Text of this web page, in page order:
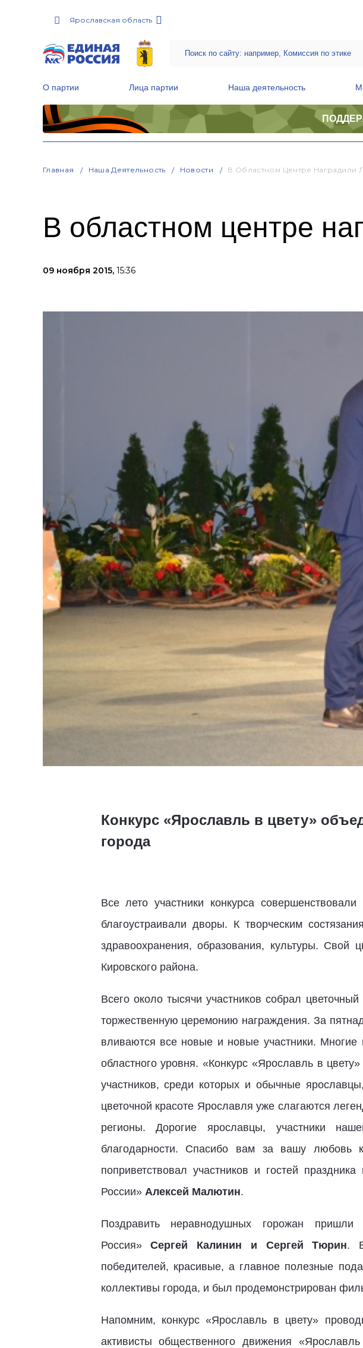
Ярославская область
О партии Лица партии Наша деятельность
Главная Наша Деятельность Новости В Областном Центре Наградили
В областном центре
09 ноября 2015, 15:36
Конкурс «Ярославль в цвету»
города
Все лето участники конкурса
благоустраивали дворы. К творческим
здравоохранения, образования, культуры.
Кировского района.
Всего около тысячи участников собрал
торжественную церемонию награждения. За
вливаются все новые и новые участники. Многие
областного уровня. «Конкурс «Ярославль в
участников, среди которых и обычные
цветочной красоте Ярославля уже слагаются
регионы. Дорогие ярославцы, участники
благодарности. Спасибо вам за вашу любовь
поприветствовал участников и гостей
России» Алексей Малютин.
Поздравить неравнодушных горожан
Россия»Сергей Калинин и Сергей Тюрин.
победителей, красивые, а главное полезные
коллективы города, и был продемонстрирован
Напомним, конкурс «Ярославль в цвету»
активисты общественного движения